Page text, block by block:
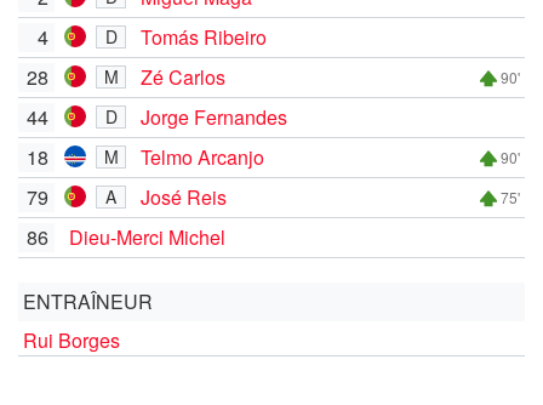
4
D
Tomás Ribeiro
28
M Zé Carlos 90'
44 D
Jorge Fernandes
18
M Telmo Arcanjo 90'
79 A José Reis 75'
86 Dieu-Merci Michel
ENTRAÎNEUR
Rui Borges